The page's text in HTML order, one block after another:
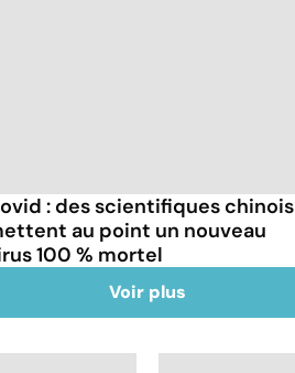
: des scientifiques chinois
au point un nouveau
100 % mortel
Voir plus